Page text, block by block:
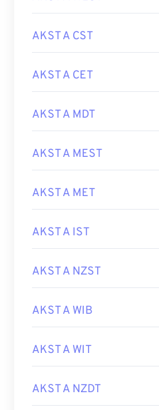
AKST A CST
AKST A CET
AKST A MDT
AKST A MEST
AKST A MET
AKST A IST
AKST A NZST
AKST A WIB
AKST A WIT
AKST A NZDT